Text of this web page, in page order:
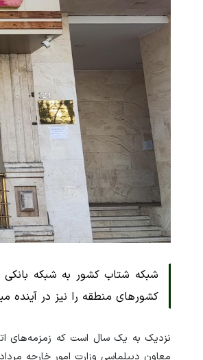
شبکه شتاب کشور به شبکه
کشورهای منطقه را نیز در آینده
معاون دیپلماسی وزارت امور خارجه